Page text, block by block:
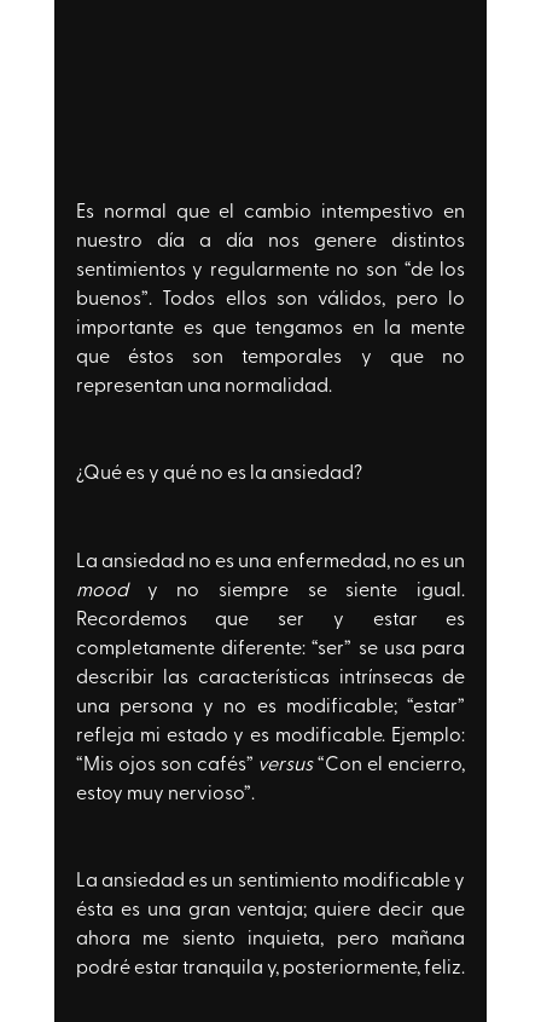
Es normal que el cambio intempestivo en
nuestro día a día nos genere distintos
sentimientos y regularmente no son “de los
buenos”. Todos ellos son válidos, pero lo
importante es que tengamos en la mente
que éstos son temporales y que no
representan una normalidad.
¿Qué es y qué no es la ansiedad?
mood y no siempre se siente igual.
Recordemos que ser y estar es
completamente diferente: “ser” se usa para
describir las características intrínsecas de
una persona y no es modificable; “estar”
refleja mi estado y es modificable. Ejemplo:
“Mis ojos son cafés” versus “Con el encierro,
estoy muy nervioso”.
La ansiedad es un sentimiento modificable y
ésta es una gran ventaja; quiere decir que
ahora me siento inquieta, pero mañana